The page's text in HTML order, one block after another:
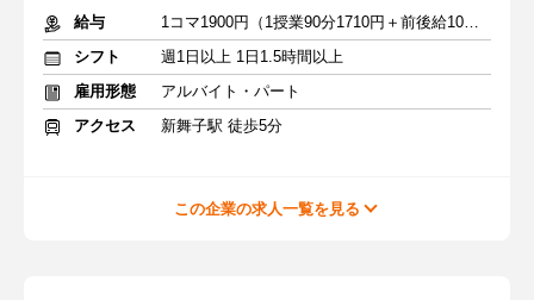
給与
1コマ1900円（1授業90分1710円＋前後給10分190円）
シフト
週1日以上 1日1.5時間以上
雇用形態
アルバイト・パート
アクセス
新舞子駅 徒歩5分
この企業の求人一覧を見る